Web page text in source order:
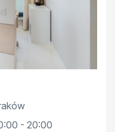
- 20:00